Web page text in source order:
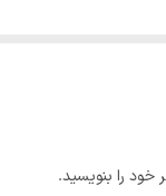
برای جلوگیری از نشت
نشدن ناخواسته درب
را بنویسید.